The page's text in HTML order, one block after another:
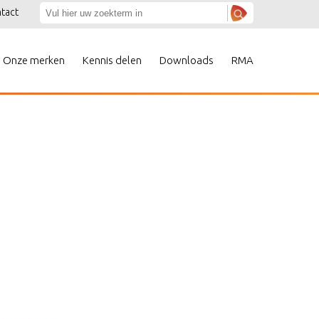
Onze merken Kennis delen Downloads RMA